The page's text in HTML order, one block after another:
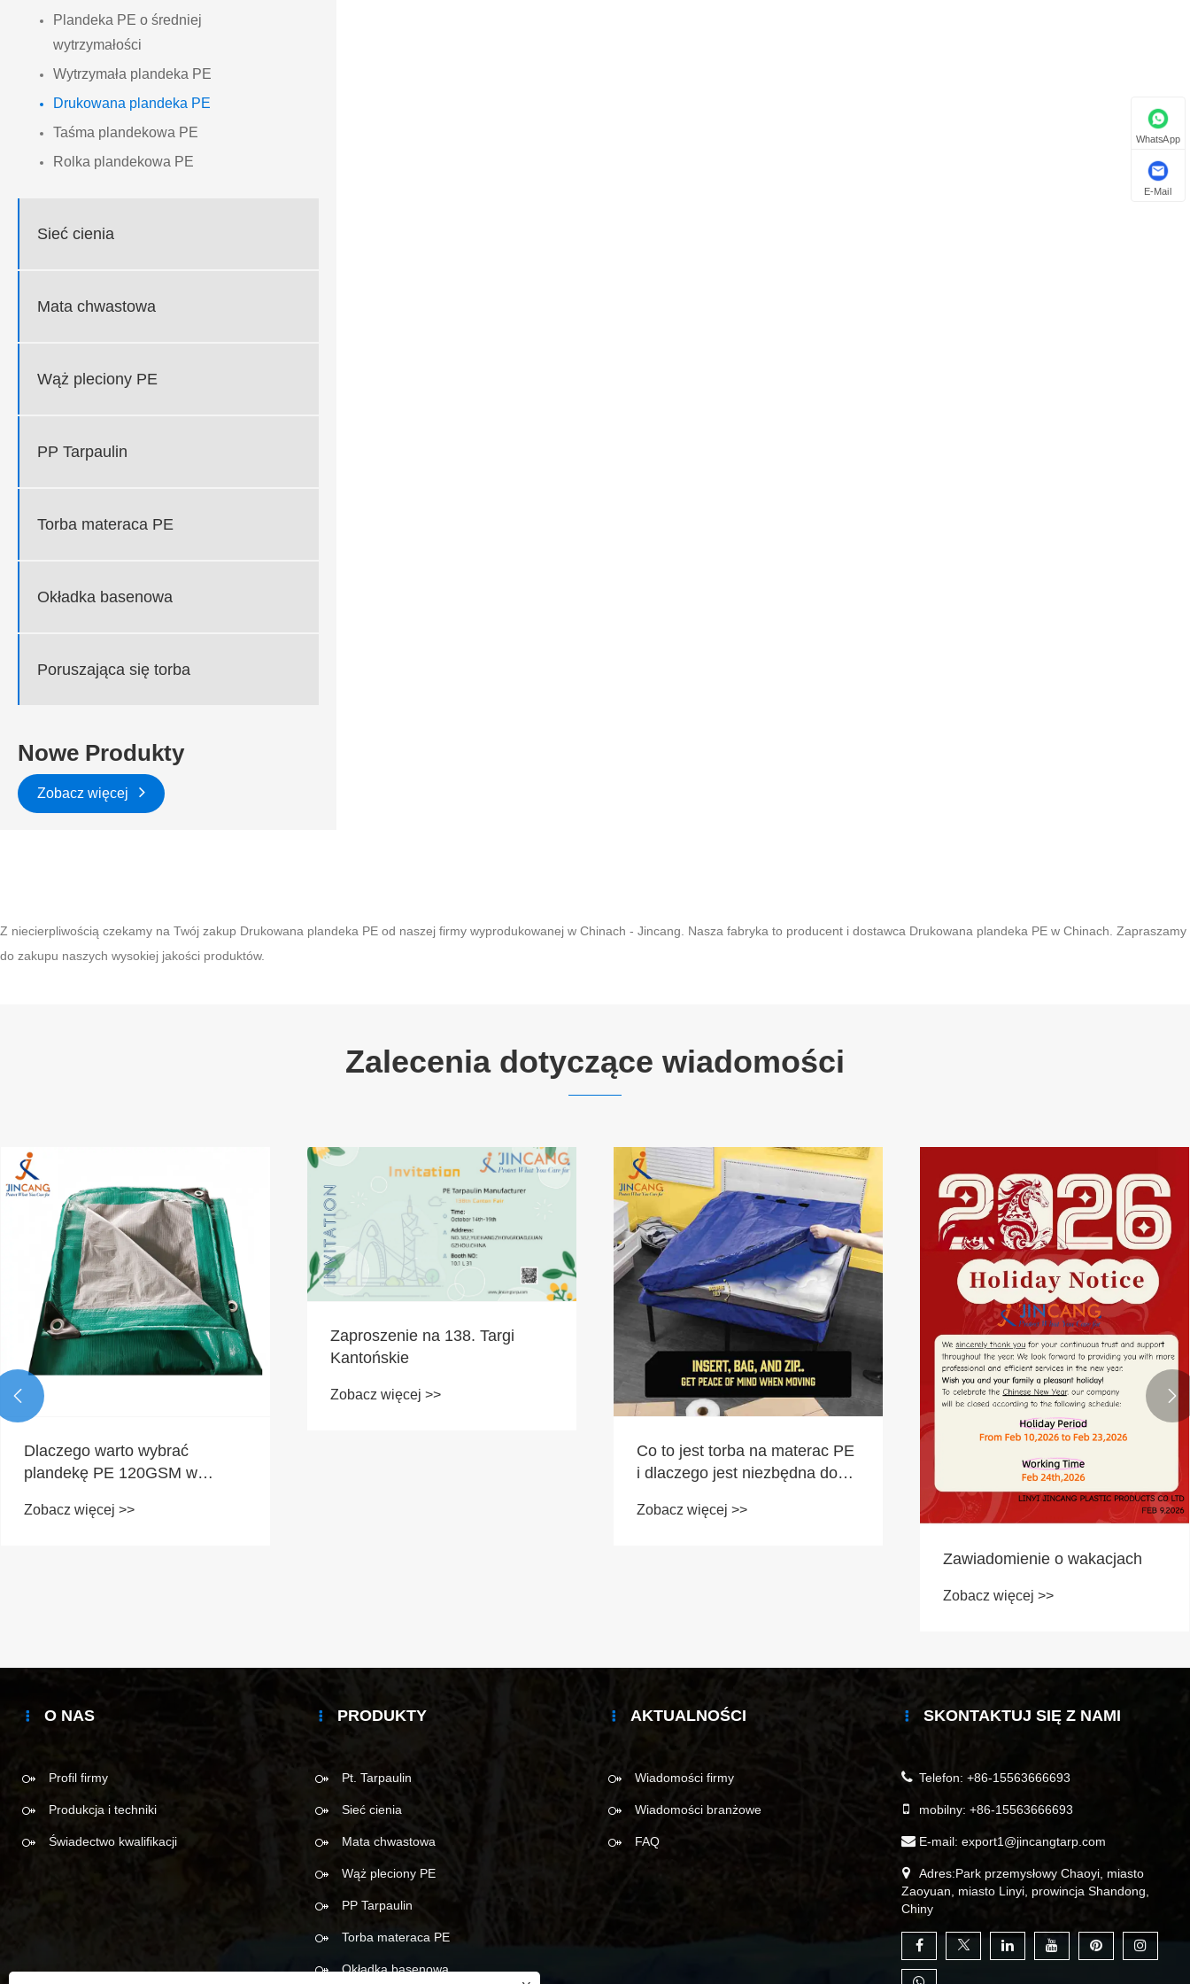
Plandeka PE o średniej
wytrzymałości
Wytrzymała plandeka PE
Drukowana plandeka PE
Taśma plandekowa PE
Rolka plandekowa PE
Sieć cienia
Mata chwastowa
Wąż pleciony PE
PP Tarpaulin
Torba materaca PE
Okładka basenowa
Poruszająca się torba
Nowe Produkty
Zobacz więcej
Z niecierpliwością czekamy na Twój zakup Drukowana plandeka PE od naszej firmy wyprodukowanej w Chinach - Jincang. Nasza fabryka to producent i dostawca Drukowana plandeka PE w Chinach. Zapraszamy
do zakupu naszych wysokiej jakości produktów.
Zalecenia dotyczące wiadomości
Dlaczego warto wybrać
plandekę PE 120GSM w
zapewnić niezawodną ochronę
Zobacz więcej >>
Zaproszenie na 138. Targi
Kantońskie
Zobacz więcej >>
Co to jest torba na materac PE
i dlaczego jest niezbędna do
Zobacz więcej >>
Zawiadomienie o wakacjach
Zobacz więcej >>
 
O NAS
Profil firmy
Produkcja i techniki
Świadectwo kwalifikacji
PRODUKTY
Pt. Tarpaulin
Sieć cienia
Mata chwastowa
Wąż pleciony PE
PP Tarpaulin
Torba materaca PE
Okładka basenowa
AKTUALNOŚCI
Wiadomości firmy
Wiadomości branżowe
FAQ
SKONTAKTUJ SIĘ Z NAMI
Telefon: +86-15563666693
mobilny: +86-15563666693
E-mail: export1@jincangtarp.com
Adres:Park przemysłowy Chaoyi, miasto
Zaoyuan, miasto Linyi, prowincja Shandong,
Chiny
WhatsApp
E-Mail